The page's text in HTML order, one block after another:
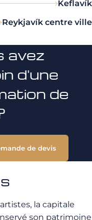
Keflavík
Reykjavík centre ville
avez
d'une
de
de devis
la capitale
son patrimoine